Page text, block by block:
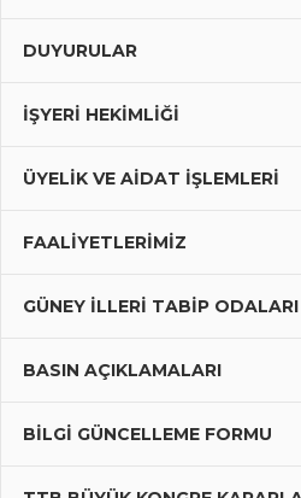
Tabip
Odası
DUYURULAR
İŞYERİ HEKİMLİĞİ
ÜYELIK VE AIDAT İŞLEMLERI
FAALIYETLERIMIZ
GÜNEY İLLERI TABIP ODALARI
BASIN AÇIKLAMALARI
BILGI GÜNCELLEME FORMU